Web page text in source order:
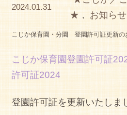
2024.01.31
★ , お知らせ
こじか保育園・分園 登園許可証更新の
こじか保育園登園許可証
許可証2024
登園許可証を更新いたしま